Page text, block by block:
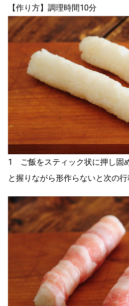
【作り方】調理時間10分
1 ご飯をスティック状に押し固
と握りながら形作らないと次の行